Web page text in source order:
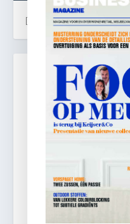
[instagram-feed]